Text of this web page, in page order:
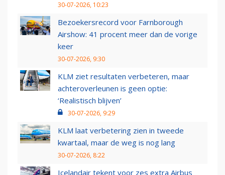
30-07-2026, 10:23
Bezoekersrecord voor Farnborough
Airshow: 41 procent meer dan de vorige
keer
30-07-2026, 9:30
KLM ziet resultaten verbeteren, maar
achteroverleunen is geen optie:
‘Realistisch blijven’
30-07-2026, 9:29
KLM laat verbetering zien in tweede
kwartaal, maar de weg is nog lang
30-07-2026, 8:22
Icelandair tekent voor zes extra Airbus